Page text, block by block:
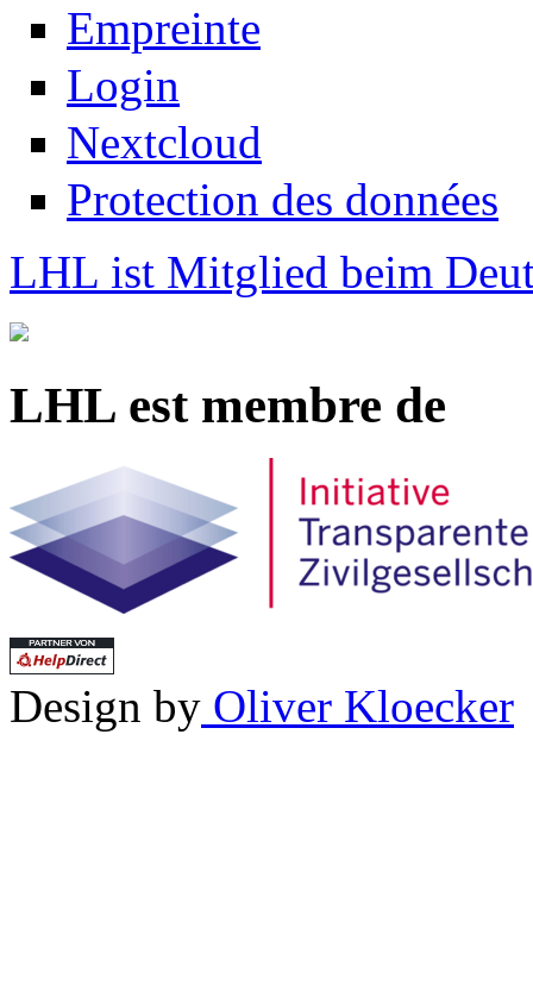
Empreinte
Login
Nextcloud
Protection des données
LHL ist Mitglied beim
LHL est membre de
Design by Oliver Kloecker